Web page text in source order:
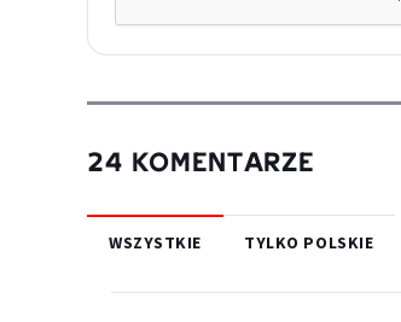
24 KOMENTARZE
WSZYSTKIE TYLKO POLSKIE